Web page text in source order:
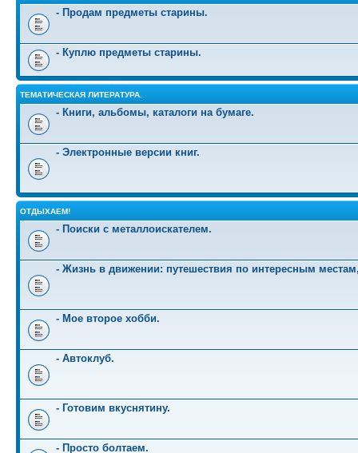
- Продам предметы старины.
- Куплю предметы старины.
ТЕМАТИЧЕСКАЯ ЛИТЕРАТУРА.
- Книги, альбомы, каталоги на бумаге.
- Электронные версии книг.
ОТДЫХАЕМ!
- Поиски с металлоискателем.
- Жизнь в движении: путешествия по интересным
- Мое второе хобби.
- Автоклуб.
- Готовим вкуснятину.
- Просто болтаем.